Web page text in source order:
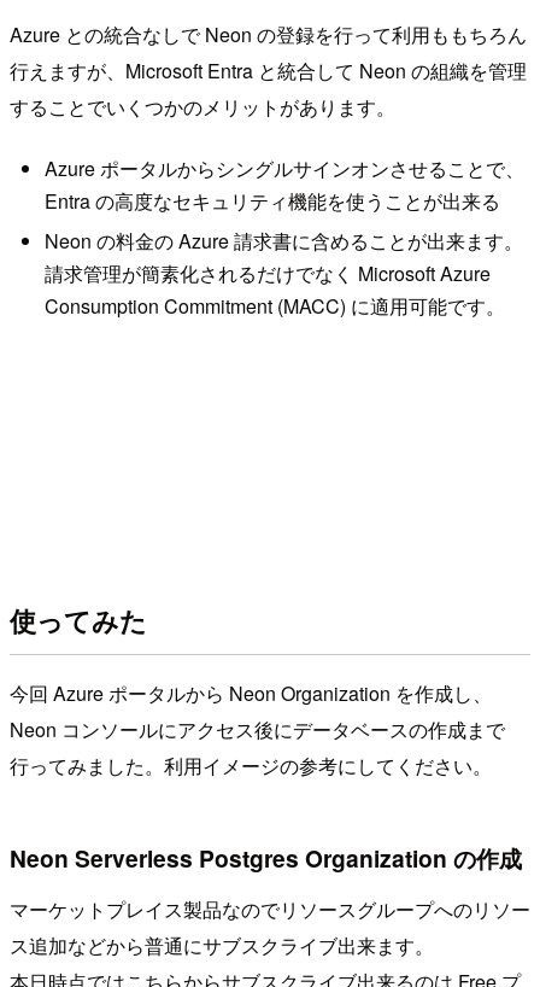
Azure との統合なしで Neon の登録を行って利用ももちろん
行えますが、Microsoft Entra と統合して Neon の組織を管理
することでいくつかのメリットがあります。
Azure ポータルからシングルサインオンさせることで、
Entra の高度なセキュリティ機能を使うことが出来る
Neon の料金の Azure 請求書に含めることが出来ます。
請求管理が簡素化されるだけでなく Microsoft Azure
Consumption Commitment (MACC) に適用可能です。
使ってみた
今回 Azure ポータルから Neon Organization を作成し、
Neon コンソールにアクセス後にデータベースの作成まで
行ってみました。利用イメージの参考にしてください。
Neon Serverless Postgres Organization の作成
マーケットプレイス製品なのでリソースグループへのリソー
ス追加などから普通にサブスクライブ出来ます。